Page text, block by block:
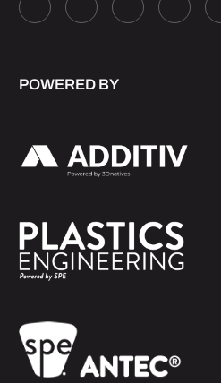
POWERED BY